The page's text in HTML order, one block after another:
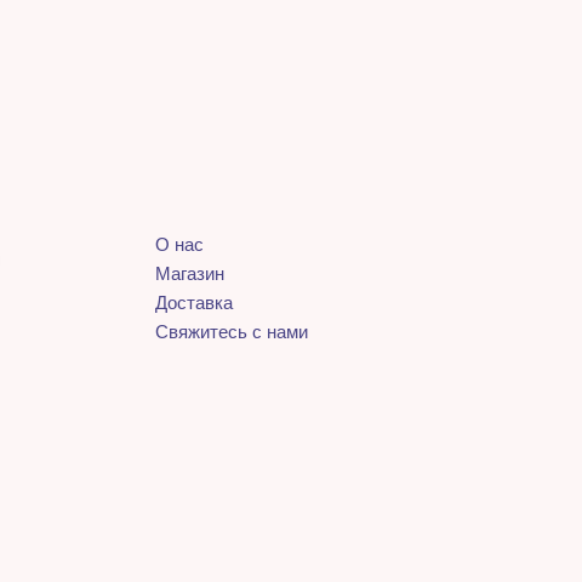
О нас
Магазин
Доставка
Свяжитесь с нами